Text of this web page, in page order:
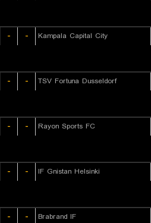
- - Kampala Capital City
- - TSV Fortuna Dusseldorf
- - Rayon Sports FC
- - IF Gnistan Helsinki
- -
Brabrand IF